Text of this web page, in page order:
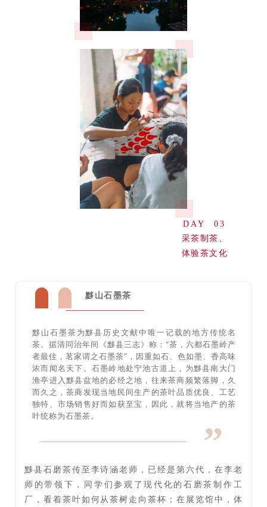
DAY 03
采茶制茶、
体验茶文化
黟山石墨茶
黟山石墨茶为黟县历史文献中唯一记载的地方传统名
茶。据清同治年间《黟县三志》称：“茶，六都石墨岭产
者最佳，茗家谓之石墨茶”，因重如石、色如墨、香高味
浓而闻名天下。石墨岭地处宁池古道上，为黟县南大门
渔亭进入黟县盆地的必经之地，往来茶商频繁落脚，久
而久之，茶商发现当地民间生产的茶叶品质优良、工艺
独特、市场销售好而如获至宝，因此，就将当地产的茶
叶统称为石墨茶。
”
黟县石磨茶传至李诗涵老师，已经是第六代，在李老
师的带领下，同学们参观了现代化的石磨茶制作工
厂，看着茶叶如何从茶树走向茶杯；在展览馆中，体